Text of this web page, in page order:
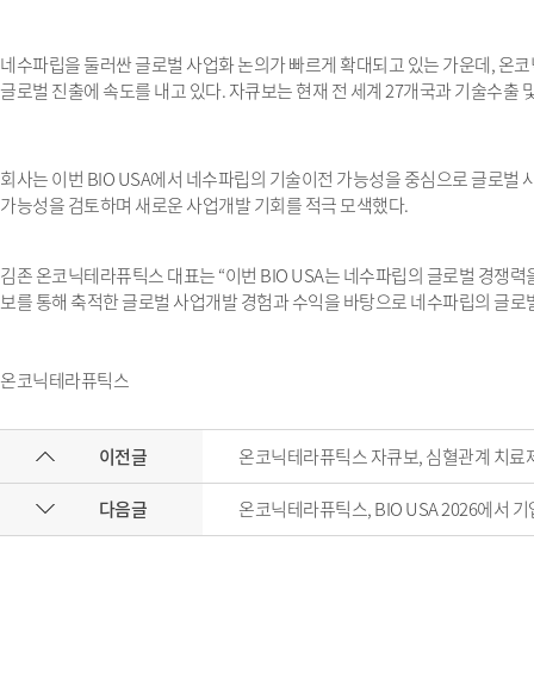
네수파립을 둘러싼 글로벌 사업화 논의가 빠르게 확대되고 있는 가운데,온
글로벌 진출에 속도를 내고 있다.자큐보는 현재 전 세계27개국과 기술수출
회사는 이번 BIO USA에서 네수파립의 기술이전 가능성을 중심으로 글로벌
가능성을 검토하며 새로운 사업개발 기회를 적극 모색했다.
김존 온코닉테라퓨틱스 대표는“이번 BIO USA는 네수파립의 글로벌 경쟁력
보를 통해 축적한 글로벌 사업개발 경험과 수익을 바탕으로 네수파립의 글
온코닉테라퓨틱스
이전글
온코닉테라퓨틱스 자큐보, 심혈관계 치
다음글
온코닉테라퓨틱스, BIO USA 2026에서